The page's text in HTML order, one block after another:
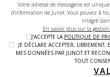
Votre adresse de messagerie est
d'information de Junot. Vous pouvez à
intégré
En savoir plus sur la gestion
J’ACCEPTE LA POLITIQUE DE
JE DÉCLARE ACCEPTER,
MES DONNÉES PAR JUNOT ET
TOUT